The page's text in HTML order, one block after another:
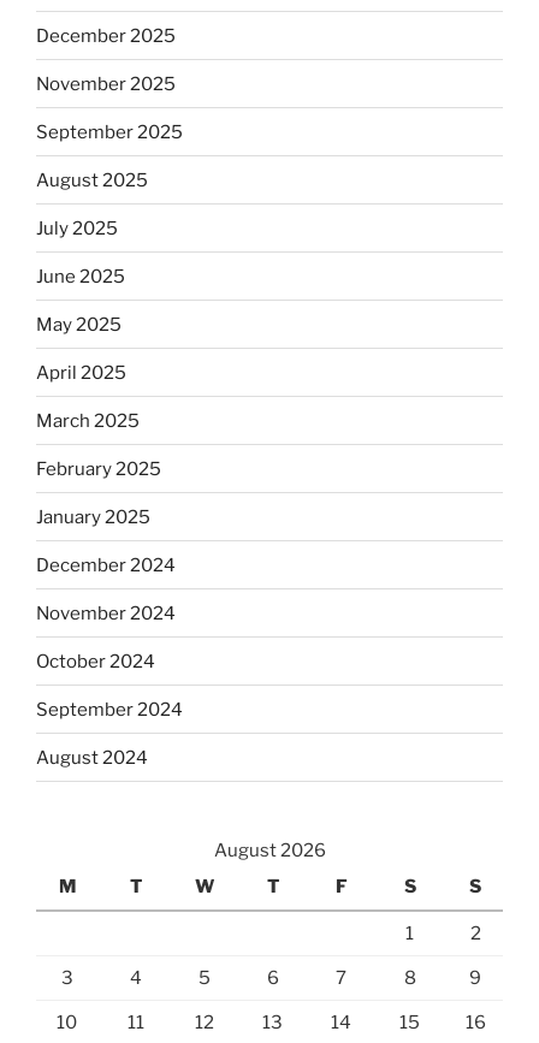
December 2025
November 2025
September 2025
August 2025
July 2025
June 2025
May 2025
April 2025
March 2025
February 2025
January 2025
December 2024
November 2024
October 2024
September 2024
August 2024
August 2026
M
T W T F S S
1 2
3 4 5 6 7 8 9
10 11 12 13 14 15 16